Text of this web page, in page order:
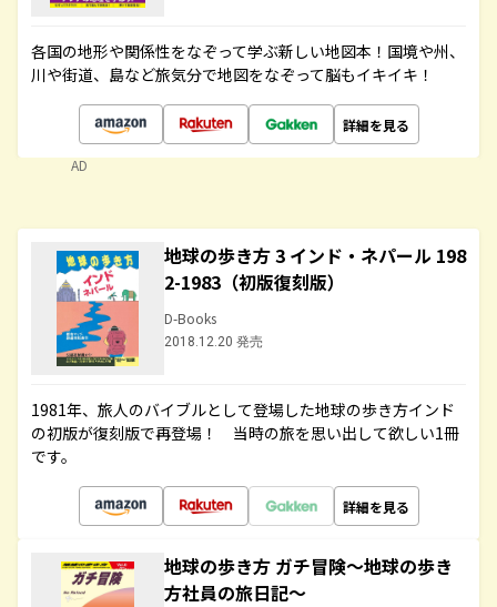
各国の地形や関係性をなぞって学ぶ新しい地図本！国境や州、
川や街道、島など旅気分で地図をなぞって脳もイキイキ！
詳細を見る
AD
地球の歩き方 3 インド・ネパール 198
2-1983（初版復刻版）
D-Books
2018.12.20 発売
1981年、旅人のバイブルとして登場した地球の歩き方インド
の初版が復刻版で再登場！ 当時の旅を思い出して欲しい1冊
です。
詳細を見る
地球の歩き方 ガチ冒険～地球の歩き
方社員の旅日記～